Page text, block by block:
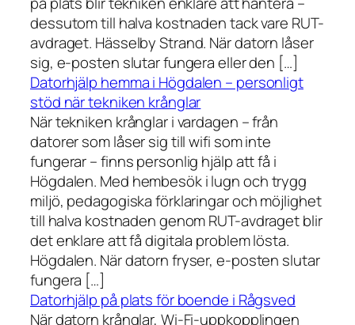
dessutom till halva kostnaden tack vare RUT-
avdraget. Hässelby Strand. När datorn låser
sig, e-posten slutar fungera eller den […]
Datorhjälp hemma i Högdalen – personligt
stöd när tekniken krånglar
När tekniken krånglar i vardagen – från
datorer som låser sig till wifi som inte
fungerar – finns personlig hjälp att få i
Högdalen. Med hembesök i lugn och trygg
miljö, pedagogiska förklaringar och möjlighet
till halva kostnaden genom RUT-avdraget blir
det enklare att få digitala problem lösta.
Högdalen. När datorn fryser, e-posten slutar
fungera […]
Datorhjälp på plats för boende i Rågsved
När datorn krånglar, Wi-Fi-uppkopplingen